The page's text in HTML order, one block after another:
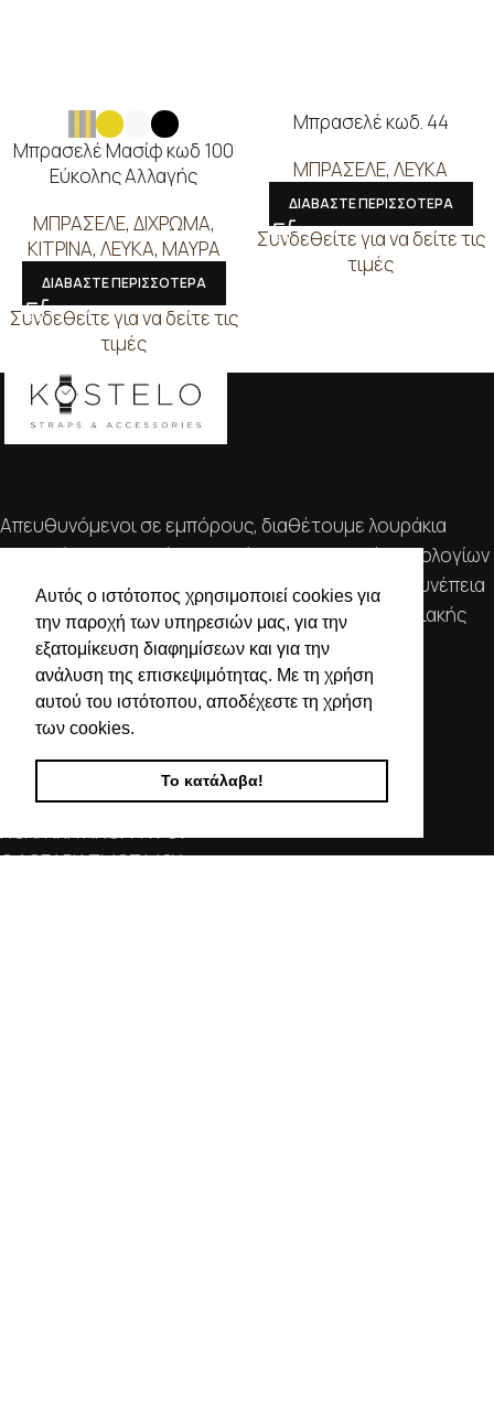
Αυτός ο ιστότοπος χρησιμοποιεί cookies για
την παροχή των υπηρεσιών μας, για την
εξατομίκευση διαφημίσεων και για την
ανάλυση της επισκεψιμότητας. Με τη χρήση
αυτού του ιστότοπου, αποδέχεστε τη χρήση
των cookies.
Το κατάλαβα!
Μπρασελέ Μασίφ κωδ 100
Εύκολης Αλλαγής
ΜΠΡΑΣΕΛΕ, ΔΙΧΡΩΜΑ,
ΚΙΤΡΙΝΑ, ΛΕΥΚΑ, ΜΑΥΡΑ
ΔΙΑΒΑΣΤΕ ΠΕΡΙΣΣΟΤΕΡΑ
Συνδεθείτε για να δείτε τις
τιμές
Μπρασελέ κωδ. 44
ΜΠΡΑΣΕΛΕ, ΛΕΥΚΑ
ΔΙΑΒΑΣΤΕ ΠΕΡΙΣΣΟΤΕΡΑ
Συνδεθείτε για να δείτε τις
τιμές
Απευθυνόμενοι σε εμπόρους, διαθέτουμε λουράκια
ρολογιών, μπρασελέ, μπαταρίες, μηχανισμούς ωρολογίων
& εργαλεία αρίστης ποιότητας. Η αξιοπιστία & η συνέπεια
αποτελούν τα κύρια χαρακτηριστικά της οικογενειακής
επιχείρησής μας.
ΧΡΗΣΙΜΕΣ ΠΛΗΡΟΦΟΡΙΕΣ
ΕΠΙΚΟΙΝΩΝΙΑ
ΤΡΟΠΟΙ ΠΛΗΡΩΜΗΣ ΑΠΟΣΤΟΛΗΣ
ΠΟΛΙΤΙΚΗ ΑΠΟΡΡΗΤΟΥ
Ο ΛΟΓΑΡΙΑΣΜΟΣ ΜΟΥ